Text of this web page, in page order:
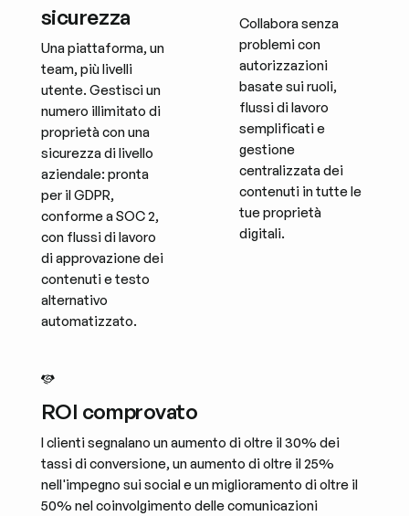
sicurezza
Una piattaforma, un
team, più livelli
utente. Gestisci un
numero illimitato di
proprietà con una
sicurezza di livello
aziendale: pronta
per il GDPR,
conforme a SOC 2,
con flussi di lavoro
di approvazione dei
contenuti e testo
alternativo
automatizzato.
Collabora senza
problemi con
autorizzazioni
basate sui ruoli,
flussi di lavoro
semplificati e
gestione
centralizzata dei
contenuti in tutte le
tue proprietà
digitali.
ROI comprovato
I clienti segnalano un aumento di oltre il 30% dei
tassi di conversione, un aumento di oltre il 25%
nell'impegno sui social e un miglioramento di oltre il
50% nel coinvolgimento delle comunicazioni